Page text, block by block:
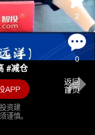
2
0
#减仓
资建
谨慎。